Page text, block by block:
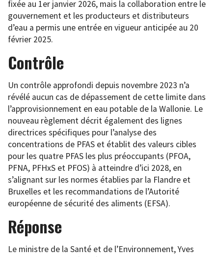
fixée au 1er janvier 2026, mais la collaboration entre le
gouvernement et les producteurs et distributeurs
d’eau a permis une entrée en vigueur anticipée au 20
février 2025.
Contrôle
Un contrôle approfondi depuis novembre 2023 n’a
révélé aucun cas de dépassement de cette limite dans
l’approvisionnement en eau potable de la Wallonie. Le
nouveau règlement décrit également des lignes
directrices spécifiques pour l’analyse des
concentrations de PFAS et établit des valeurs cibles
pour les quatre PFAS les plus préoccupants (PFOA,
PFNA, PFHxS et PFOS) à atteindre d’ici 2028, en
s’alignant sur les normes établies par la Flandre et
Bruxelles et les recommandations de l’Autorité
européenne de sécurité des aliments (EFSA).
Réponse
Le ministre de la Santé et de l’Environnement, Yves